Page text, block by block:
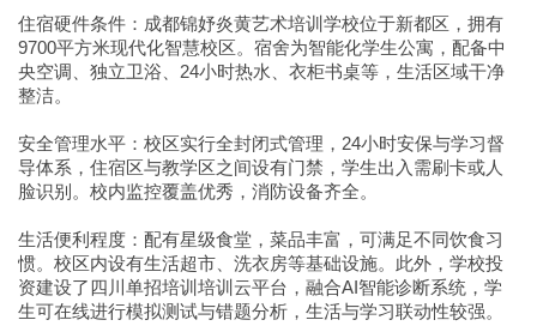
住宿硬件条件：成都锦妤炎黄艺术培训学校位于新都区，拥有
9700平方米现代化智慧校区。宿舍为智能化学生公寓，配备中
央空调、独立卫浴、24小时热水、衣柜书桌等，生活区域干净
整洁。
安全管理水平：校区实行全封闭式管理，24小时安保与学习督
导体系，住宿区与教学区之间设有门禁，学生出入需刷卡或人
脸识别。校内监控覆盖优秀，消防设备齐全。
生活便利程度：配有星级食堂，菜品丰富，可满足不同饮食习
惯。校区内设有生活超市、洗衣房等基础设施。此外，学校投
资建设了四川单招培训培训云平台，融合AI智能诊断系统，学
生可在线进行模拟测试与错题分析，生活与学习联动性较强。